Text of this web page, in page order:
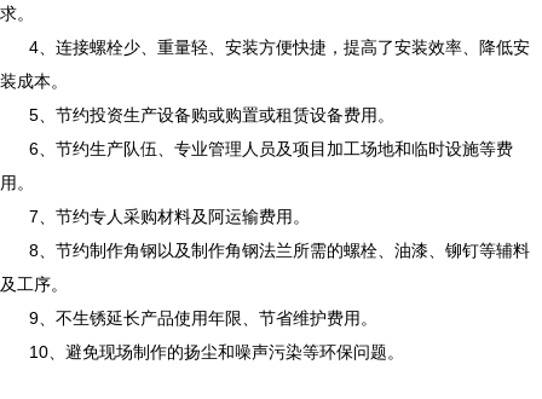
求。
4 、连接螺栓少、重量轻、安装方便快捷，提高了安装效率、降低安
装成本。
5 、节约投资生产设备购或购置或租赁设备费用。
6 、节约生产队伍、专业管理人员及项目加工场地和临时设施等费
用。
7 、节约专人采购材料及 阿运输费用。
8 、节约制作角钢以及制作角钢法兰所需的螺栓、油漆、铆钉等辅料
及工序。
9 、不生锈延长产品使用年限、节省维护费用。
10 、避免现场制作的扬尘和噪声污染等环保问题。